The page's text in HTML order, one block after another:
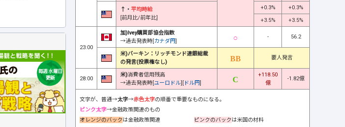
↑・ 平均時給
[前月比/前年比]
+0.3%
+0.3%
+3.5%
+3.5%
23:00
加)Ivey購買部協会指数
→過去発表時[カナダ円]
- 56.2
米)バーキン：リッチモンド連銀総裁
の発言(投票権なし)
要人発言
28:00
米)消費者信用残高
→過去発表時[ユーロドル][ ドル円]
+118.50
億
-1.82億
文字が、普通→太字→赤色太字の順番で重要なものになる。
ピンク太字→金融政策関連のもの
オレンジのバックは金融政策関連 ピンクのバックは米国の材料